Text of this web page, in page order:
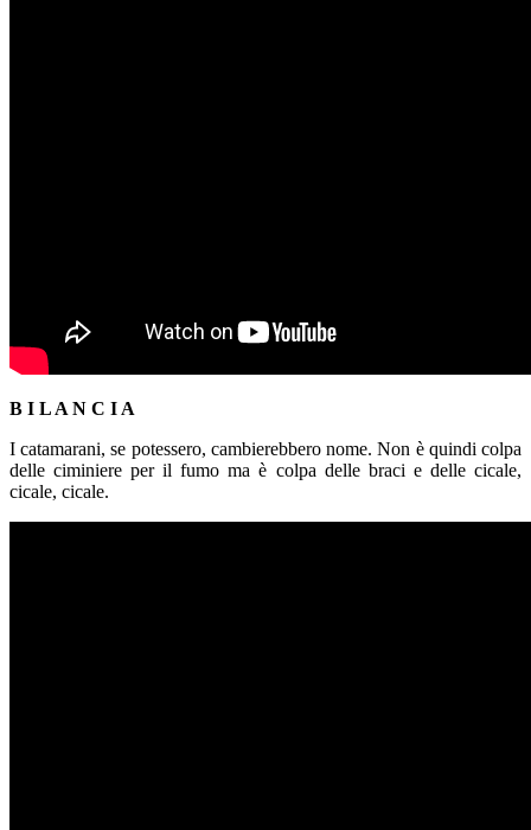
B I L A N C I A
I catamarani, se potessero, cambierebbero nome. Non è quindi colpa
delle ciminiere per il fumo ma è colpa delle braci e delle cicale,
cicale, cicale.